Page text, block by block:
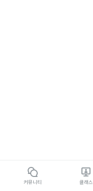
커뮤니티 클래스